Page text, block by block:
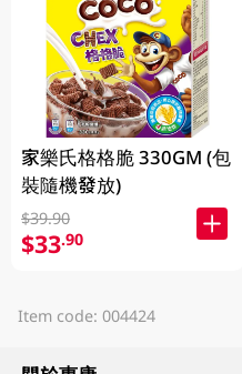
家樂氏格格脆 330GM (包
裝隨機發放)
$39.90
$33.90
Item code: 004424